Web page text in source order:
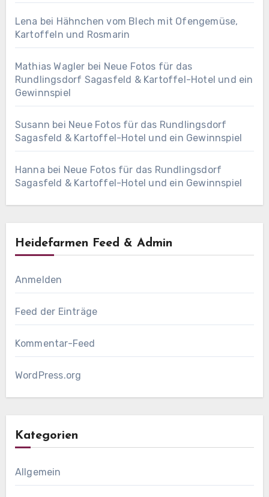
Lena bei Hähnchen vom Blech mit Ofengemüse,
Kartoffeln und Rosmarin
Mathias Wagler bei Neue Fotos für das
Rundlingsdorf Sagasfeld & Kartoffel-Hotel und ein
Gewinnspiel
Susann bei Neue Fotos für das Rundlingsdorf
Sagasfeld & Kartoffel-Hotel und ein Gewinnspiel
Hanna bei Neue Fotos für das Rundlingsdorf
Sagasfeld & Kartoffel-Hotel und ein Gewinnspiel
Heidefarmen Feed & Admin
Anmelden
Feed der Einträge
Kommentar-Feed
WordPress.org
Kategorien
Allgemein